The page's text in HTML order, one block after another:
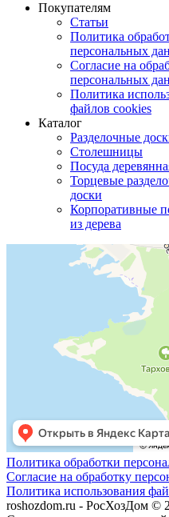
Покупателям
Статьи
Политика
персональных
Согласие на
персональных
Политика
файлов cookies
Каталог
Разделочные
Столешницы
Посуда
Торцевые
доски
Корпоративные
из дерева
Политика обработки
Согласие на обработку
Политика использования
roshozdom.ru - РосХозДом ©